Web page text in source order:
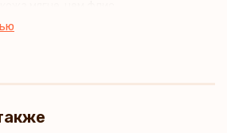
снимаю ща клип